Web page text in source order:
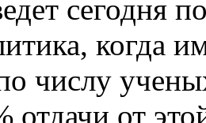
сегодня
когда
числу
отдачи от